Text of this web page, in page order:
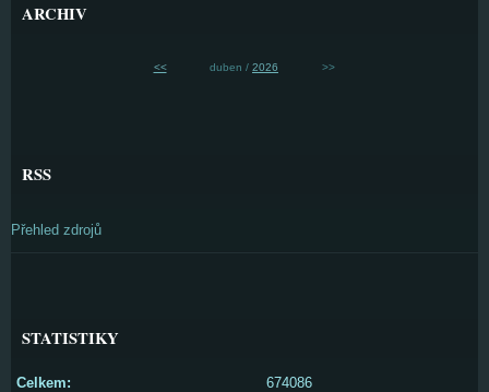
ARCHIV
<< duben / 2026 >>
RSS
Přehled zdrojů
STATISTIKY
Celkem:
674086